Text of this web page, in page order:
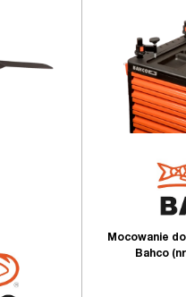
Mocowanie
Bahco